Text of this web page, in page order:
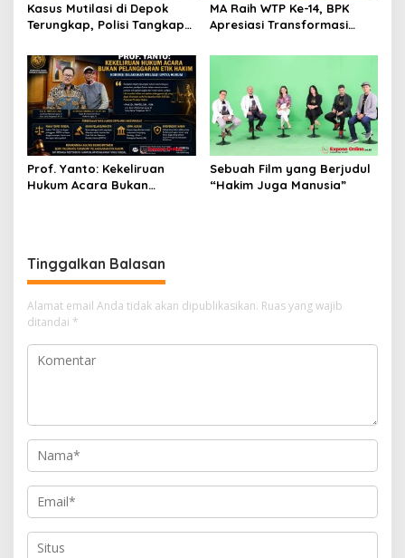
Kasus Mutilasi di Depok
Terungkap, Polisi Tangkap
Pembunuhan
MA Raih WTP Ke-14, BPK
Apresiasi Transformasi
Prof. Yanto: Kekeliruan
Hukum Acara Bukan
Sebuah Film yang Berjudul
“Hakim Juga Manusia”
Tinggalkan Balasan
Alamat email Anda tidak akan dipublikasikan. Ruas yang wajib
ditandai *